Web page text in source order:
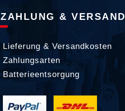
ZAHLUNG & VERSAND
Lieferung & Versandkosten
Zahlungsarten
Batterieentsorgung